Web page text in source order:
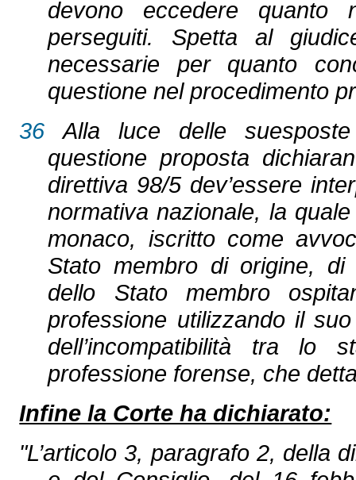
devono eccedere quanto
perseguiti. Spetta al
necessarie per quanto
questione nel procedimento
36 Alla luce delle
questione proposta
direttiva 98/5 dev’essere
normativa nazionale, la
monaco, iscritto come
Stato membro di origine, di
dello Stato membro
professione utilizzando il
dell’incompatibilità tra lo
professione forense, che
Infine la Corte ha dichiarato:
"L’articolo 3, paragrafo 2, della